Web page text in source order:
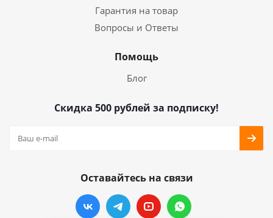
Гарантия на товар
Вопросы и Ответы
Помощь
Блог
Скидка 500 рублей за подписку!
Оставайтесь на связи